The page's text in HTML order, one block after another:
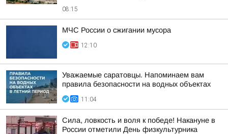
08:15
МЧС России о сжигании мусора
12:10
Уважаемые саратовцы. Напоминаем вам
правила безопасности на водных объектах
11:04
Сила, ловкость и воля к победе! Накануне в
России отметили День физкультурника